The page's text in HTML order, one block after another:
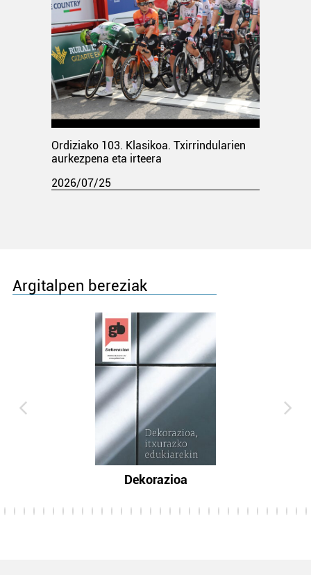
Ordiziako 103. Klasikoa. Txirrindularien
aurkezpena eta irteera
2026/07/25
Argitalpen bereziak
Dekorazioa